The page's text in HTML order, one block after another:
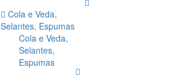
Cola e Veda,
Selantes, Espumas
Cola e Veda,
Selantes,
Espumas